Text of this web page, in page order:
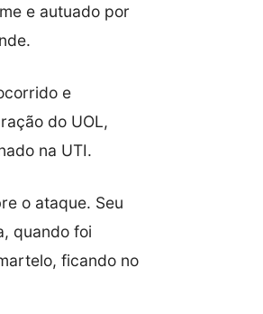
e autuado por
e
do UOL,
na UTI.
o ataque. Seu
quando foi
ficando no